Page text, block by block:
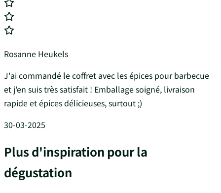
Rosanne Heukels
J'ai commandé le coffret avec les épices pour barbecue
et j'en suis très satisfait ! Emballage soigné, livraison
rapide et épices délicieuses, surtout ;)
30-03-2025
Plus d'inspiration pour la
dégustation